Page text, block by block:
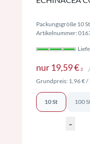
Packungsgröße 10 St
Artikelnummer:
nur 19,59 € 2
Grundpreis: 1,96 €/
10 St 100
-